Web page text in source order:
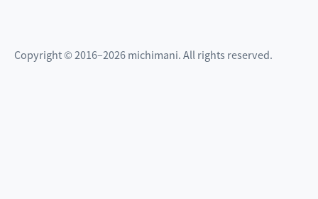
Copyright © 2016–2026 michimani. All rights reserved.